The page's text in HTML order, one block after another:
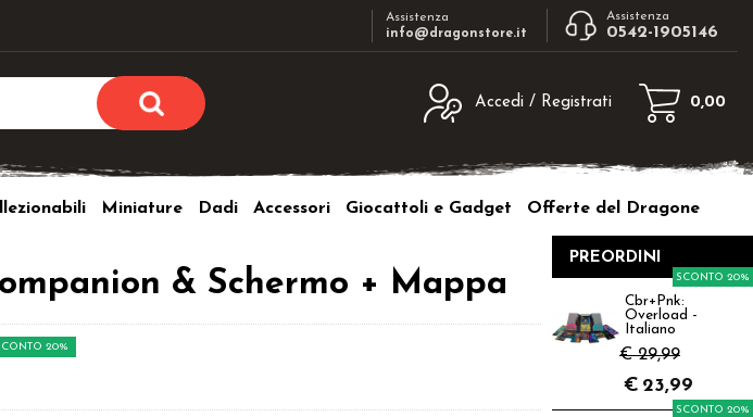
Assistenza
info@dragonstore.it
Assistenza
0542-1905146
Accedi / Registrati
utente e la password e poi clicca sul
Nome utente:
Password:
sito clicca sul pulsante "Registrati"
0,00
Miniature Dadi Accessori Giocattoli e Gadget Offerte del Dragone
& Schermo + Mappa
20%
PREORDINI
Cbr+Pnk:
Overload -
Italiano
€ 29,99
SCONTO 20%
€ 23,99
SCONTO 20%